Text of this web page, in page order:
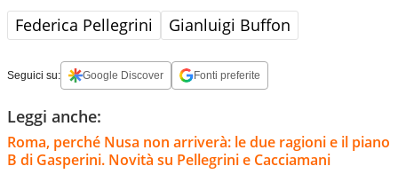
Federica Pellegrini Gianluigi Buffon
Seguici su: Google Discover Fonti preferite
Leggi anche:
Roma, perché Nusa non arriverà: le due ragioni e il piano
B di Gasperini. Novità su Pellegrini e Cacciamani